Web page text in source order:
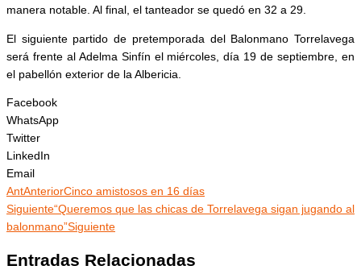
manera notable. Al final, el tanteador se quedó en 32 a 29.
El siguiente partido de pretemporada del Balonmano Torrelavega
será frente al Adelma Sinfín el miércoles, día 19 de septiembre, en
el pabellón exterior de la Albericia.
Facebook
WhatsApp
Twitter
LinkedIn
Email
AntAnteriorCinco amistosos en 16 días
Siguiente“Queremos que las chicas de Torrelavega sigan jugando al
balonmano”Siguiente
Entradas Relacionadas